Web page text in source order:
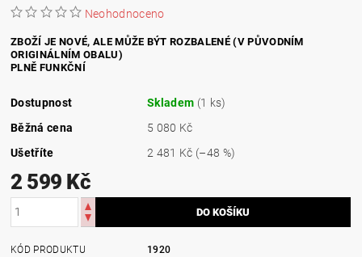
Neohodnoceno
ZBOŽÍ JE NOVÉ, ALE MŮŽE BÝT ROZBALENÉ (V PŮVODNÍM
ORIGINÁLNÍM OBALU)
PLNĚ FUNKČNÍ
Dostupnost Skladem (1 ks)
Běžná cena
5 080 Kč
Ušetříte
2 481 Kč (–48 %)
2 599 Kč
KÓD PRODUKTU
1920